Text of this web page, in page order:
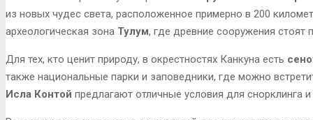
из новых чудес света, расположенное примерно в 200
археологическая зона Тулум, где древние сооружения стоят
Для тех, кто ценит природу, в окрестностях Канкуна есть
также национальные парки и заповедники, где можно
Исла Контой предлагают отличные условия для снорклинга и